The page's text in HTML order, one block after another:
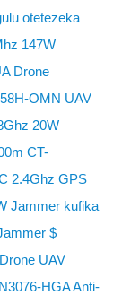
otetezeka
147W
Drone
OMN UAV
20W
CT-
2.4Ghz GPS
Jammer kufika
$
UAV
HGA ​​Anti-